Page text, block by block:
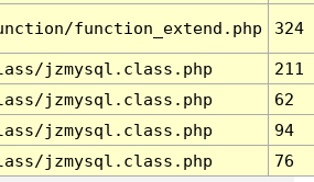
function_extend.php 324
jzmysql.class.php
211
jzmysql.class.php
62
jzmysql.class.php
94
jzmysql.class.php 76